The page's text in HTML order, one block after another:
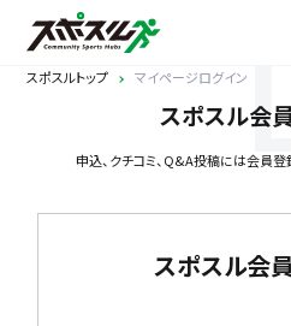
スポスルトップ マイページログイン
スポスル会
申込、クチコミ、Q&A投稿には会員登
スポスル会